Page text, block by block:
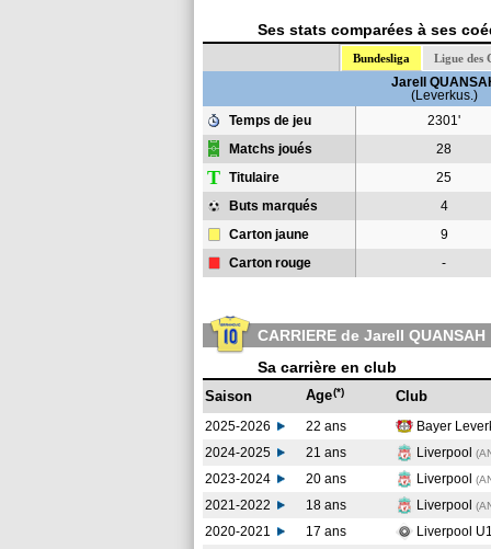
Ses stats comparées à ses
Bundesliga Ligue des
Jarell
(Leverkus.)
Temps de jeu
2301'
Matchs joués 28
T Titulaire 25
Buts marqués 4
Carton jaune 9
Carton rouge -
CARRIERE de Jarell QUANSAH
Sa carrière en club
Saison Age(*) Club
2025-2026 22 ans Bayer
2024-2025
21 ans Liverpool
2023-2024
20 ans Liverpool
2021-2022
18 ans Liverpool
2020-2021
17 ans Liverpool